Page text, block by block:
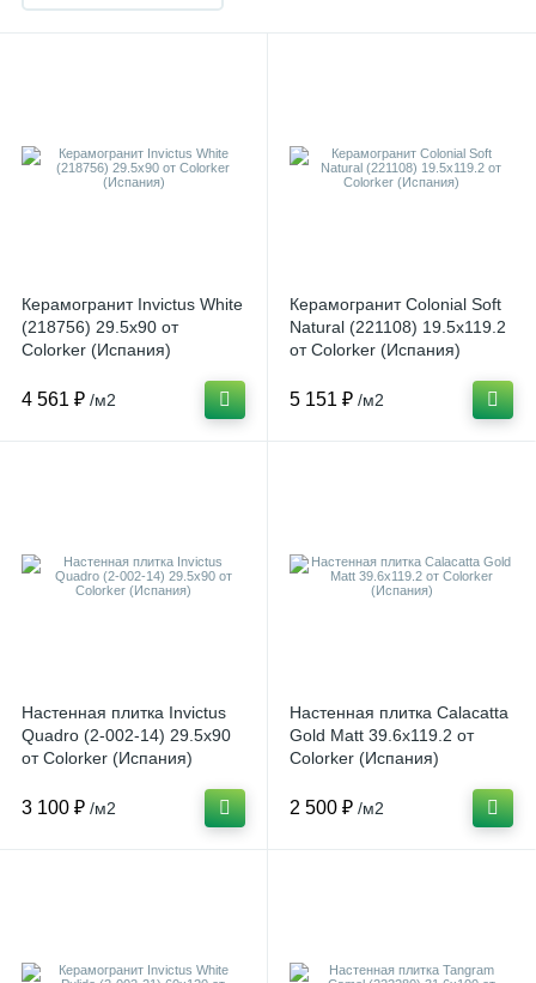
Керамогранит Invictus White
(218756) 29.5x90 от
Colorker (Испания)
4 561 ₽ /м2
Керамогранит Colonial Soft
Natural (221108) 19.5x119.2
от Colorker (Испания)
5 151 ₽ /м2
Настенная плитка Invictus
Quadro (2-002-14) 29.5x90
от Colorker (Испания)
3 100 ₽ /м2
Настенная плитка Calacatta
Gold Matt 39.6x119.2 от
Colorker (Испания)
2 500 ₽ /м2